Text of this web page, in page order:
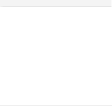
plánovaným cílům.
vyhazov dostal
generální ředitel
trenéra budou v
Zlatanem